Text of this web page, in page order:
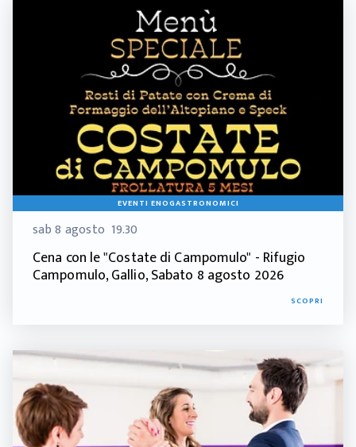
EVENTI ENOGASTRONOMICI
sab 8 agosto 19.30
Cena con le "Costate di Campomulo" - Rifugio
Campomulo, Gallio, Sabato 8 agosto 2026
SCOPRI